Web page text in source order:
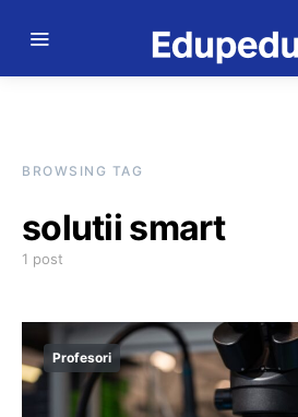
BROWSING TAG
solutii smart
1 post
Profesori